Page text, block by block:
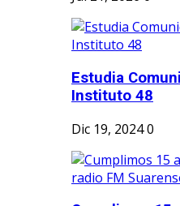
Estudia
Instituto 48
Dic 19, 20240